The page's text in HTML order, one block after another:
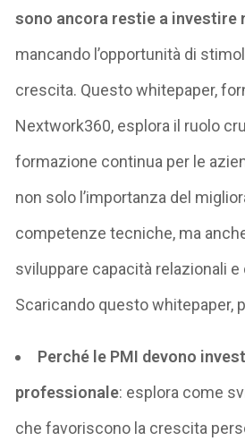
sono ancora restie a investire
mancando l’opportunità di
crescita. Questowhitepaper,
Nextwork360, esplora il ruolo
formazione continua per le
non solo l’importanza del
competenze tecniche, ma
sviluppare capacità relazionali e
Scaricando questowhitepaper,
Perché le PMI devono
professionale: esplora come
che favoriscono la crescita